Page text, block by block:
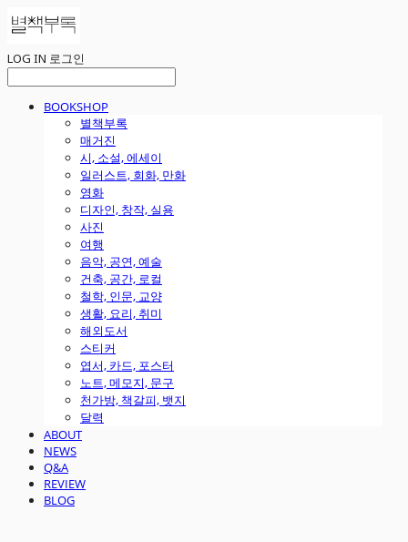
LOG IN 로그인
BOOKSHOP
별책부록
매거진
시, 소설, 에세이
일러스트, 회화, 만화
영화
디자인, 창작, 실용
사진
여행
음악, 공연, 예술
건축, 공간, 로컬
철학, 인문, 교양
생활, 요리, 취미
해외도서
스티커
엽서, 카드, 포스터
노트, 메모지, 문구
천가방, 책갈피, 뱃지
달력
ABOUT
NEWS
Q&A
REVIEW
BLOG